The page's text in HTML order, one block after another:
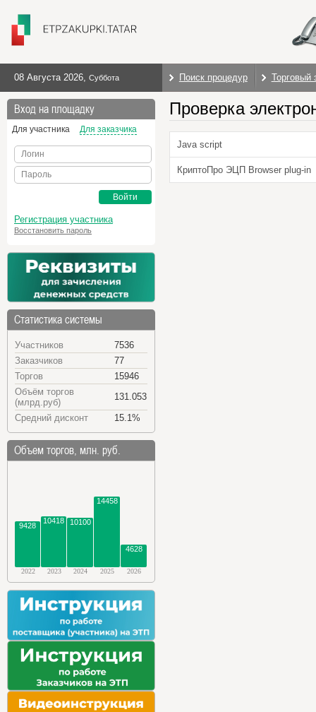
08 Августа 2026, Суббота Поиск процедур Торговый
Вход на площадку
Для участника Для заказчика
Логин
Пароль
Войти
Регистрация участника
Восстановить пароль
Статистика системы
Участников
7536
Заказчиков
77
Торгов
15946
Объём торгов
(млрд.руб)
131.053
Средний дисконт
15.1%
Объем торгов, млн. руб.
9428
10418 10100
14458
4628
2022 2023 2024 2025 2026
Проверка
Java script
КриптоПро ЭЦП Browser plug-in